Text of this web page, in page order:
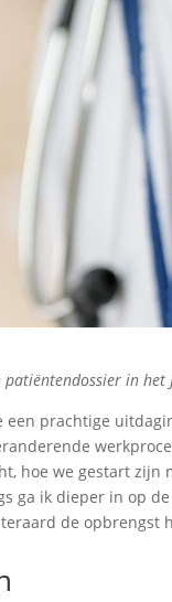
in het
een prachtige
hoe we gestart
ga ik dieper in op
de opbrengst